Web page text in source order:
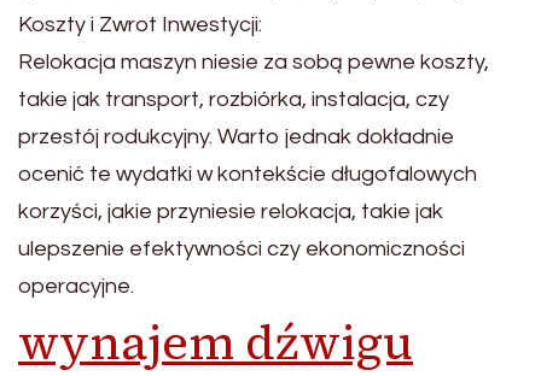
Koszty i Zwrot Inwestycji:
Relokacja maszyn niesie za sobą pewne koszty,
takie jak transport, rozbiórka, instalacja, czy
przestój rodukcyjny. Warto jednak dokładnie
ocenić te wydatki w kontekście długofalowych
korzyści, jakie przyniesie relokacja, takie jak
ulepszenie efektywności czy ekonomiczności
operacyjne.
wynajem dźwigu